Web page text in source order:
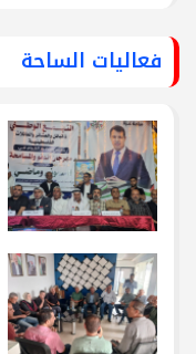
فعاليات الساحة